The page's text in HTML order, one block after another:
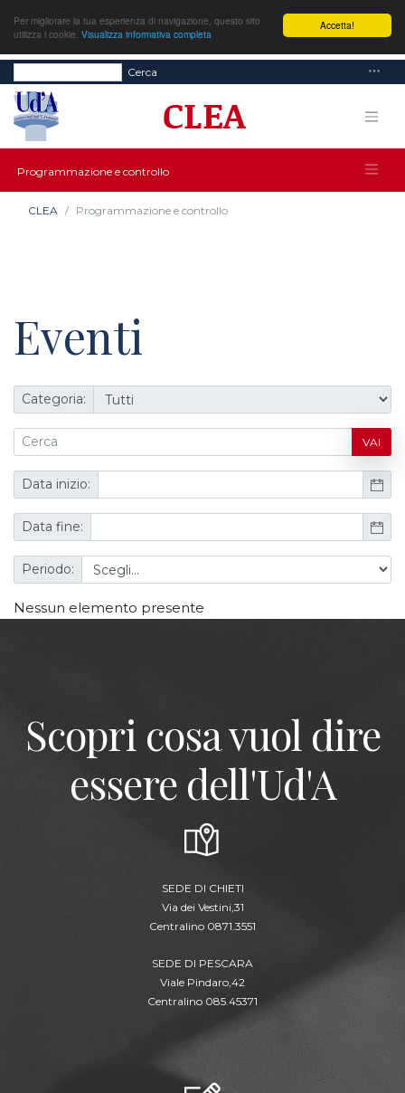
Accetta!
Per migliorare la tua esperienza di navigazione, questo sito
utilizza i cookie. Visualizza informativa completa
Cerca
Programmazione e controllo
CLEA Programmazione e controllo
Eventi
Categoria:
VAI
Data inizio:
Data fine:
Periodo:
Nessun elemento presente
Scopri cosa vuol dire
essere dell'Ud'A
SEDE DI CHIETI
Via dei Vestini,31
Centralino 0871.3551
SEDE DI PESCARA
Viale Pindaro,42
Centralino 085.45371